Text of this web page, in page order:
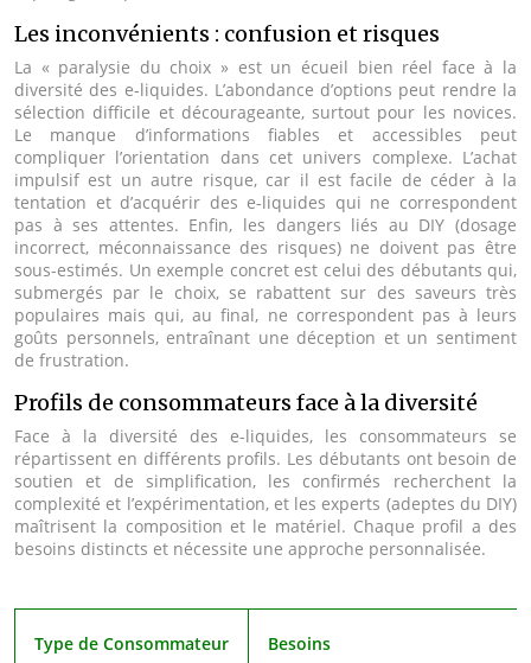
Les inconvénients : confusion et risques
La « paralysie du choix » est un écueil bien réel face à la
diversité des e-liquides. L’abondance d’options peut rendre la
sélection difficile et décourageante, surtout pour les novices.
Le manque d’informations fiables et accessibles peut
compliquer l’orientation dans cet univers complexe. L’achat
impulsif est un autre risque, car il est facile de céder à la
tentation et d’acquérir des e-liquides qui ne correspondent
pas à ses attentes. Enfin, les dangers liés au DIY (dosage
incorrect, méconnaissance des risques) ne doivent pas être
sous-estimés. Un exemple concret est celui des débutants qui,
submergés par le choix, se rabattent sur des saveurs très
populaires mais qui, au final, ne correspondent pas à leurs
goûts personnels, entraînant une déception et un sentiment
de frustration.
Profils de consommateurs face à la diversité
Face à la diversité des e-liquides, les consommateurs se
répartissent en différents profils. Les débutants ont besoin de
soutien et de simplification, les confirmés recherchent la
complexité et l’expérimentation, et les experts (adeptes du DIY)
maîtrisent la composition et le matériel. Chaque profil a des
besoins distincts et nécessite une approche personnalisée.
Type de Consommateur Besoins